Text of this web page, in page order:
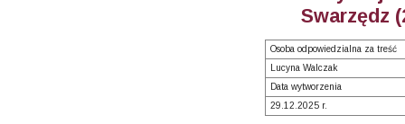
Swarzędz
Osoba odpowiedzialna za treść
Lucyna Walczak
Data wytworzenia
29.12.2025 r.